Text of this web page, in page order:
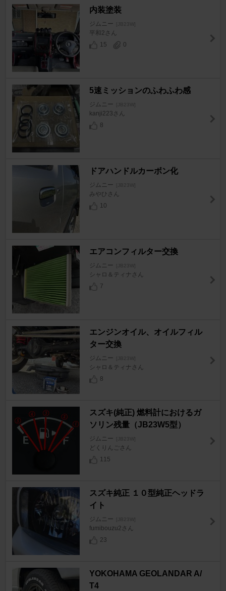
内装塗装
ジムニー [JB23W]
平和2さん
15
0
5速ミッションのふわふわ感
ジムニー [JB23W]
kanji223さん
8
ドアハンドルカーボン化
ジムニー [JB23W]
みやひさん
10
エアコンフィルター交換
ジムニー [JB23W]
シャロ＆ティナさん
7
エンジンオイル、オイルフィル
ター交換
ジムニー [JB23W]
シャロ＆ティナさん
8
スズキ(純正) 燃料計におけるガ
ソリン残量（JB23W5型）
ジムニー [JB23W]
どくりんごさん
115
スズキ純正 １０型純正ヘッドラ
イト
ジムニー [JB23W]
fumibouzu2さん
23
YOKOHAMA GEOLANDAR A/
T4